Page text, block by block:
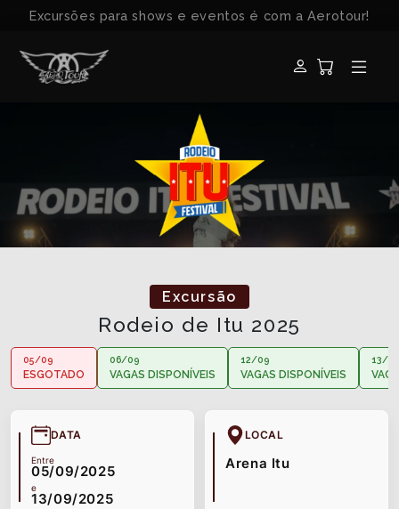
Excursões para shows e eventos é com a Aerotour!
Excursão
Rodeio de Itu 2025
05/09
ESGOTADO
06/09
VAGAS DISPONÍVEIS
12/09
VAGAS DISPONÍVEIS
13/09
DATA
Entre
05/09/2025
e
13/09/2025
LOCAL
Arena Itu